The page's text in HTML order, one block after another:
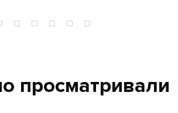
просматривали